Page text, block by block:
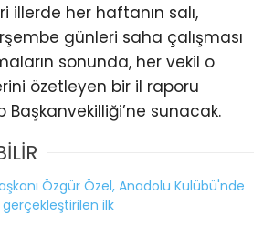
illerde her haftanın salı,
günleri saha çalışması
sonunda, her vekil o
özetleyen bir il raporu
Başkanvekilliği’ne sunacak.